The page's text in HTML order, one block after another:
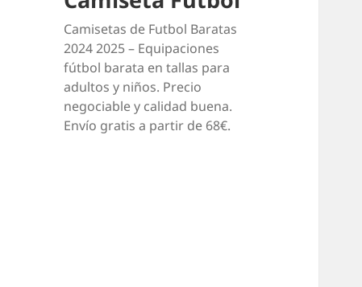
Camisetas de Futbol Baratas
2024 2025 – Equipaciones
fútbol barata en tallas para
adultos y niños. Precio
negociable y calidad buena.
Envío gratis a partir de 68€.